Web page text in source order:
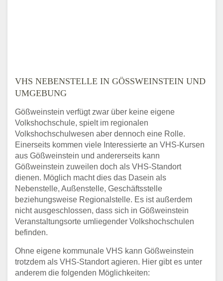
VHS NEBENSTELLE IN GÖSSWEINSTEIN UND U
MGEBUNG
Gößweinstein verfügt zwar über keine eigene
Volkshochschule, spielt im regionalen
Volkshochschulwesen aber dennoch eine Rolle.
Einerseits kommen viele Interessierte an VHS-Kursen
aus Gößweinstein und andererseits kann
Gößweinstein zuweilen doch als VHS-Standort
dienen. Möglich macht dies das Dasein als
Nebenstelle, Außenstelle, Geschäftsstelle
beziehungsweise Regionalstelle. Es ist außerdem
nicht ausgeschlossen, dass sich in Gößweinstein
Veranstaltungsorte umliegender Volkshochschulen
befinden.
Ohne eigene kommunale VHS kann Gößweinstein
trotzdem als VHS-Standort agieren. Hier gibt es unter
anderem die folgenden Möglichkeiten: